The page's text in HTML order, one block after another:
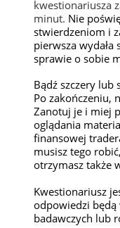
kwestionariusza
minut. Nie
stwierdzeniom i
pierwsza wydała
sprawie o sobie
Bądź szczery lub
Po zakończeniu,
Zanotuj je i miej
oglądania
finansowej
musisz tego
otrzymasz także
Kwestionariusz
odpowiedzi będą
badawczych lub